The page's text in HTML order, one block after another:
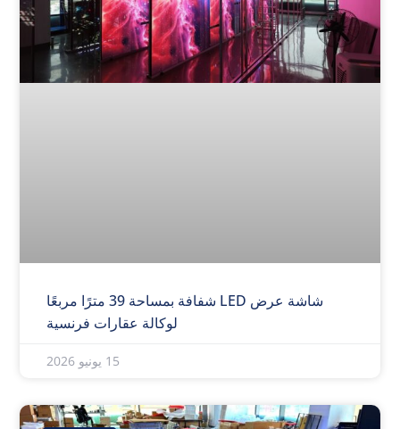
شاشة عرض LED شفافة بمساحة 39 مترًا مربعًا
لوكالة عقارات فرنسية
15 يونيو 2026